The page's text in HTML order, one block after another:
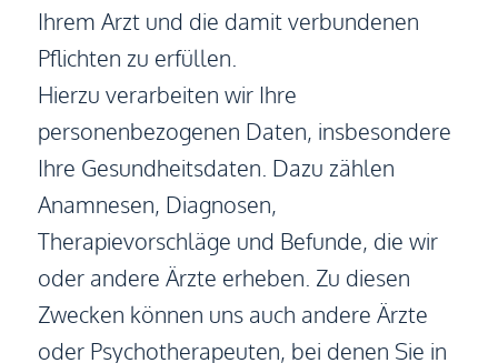
Ihrem Arzt und die damit verbundenen
Pflichten zu erfüllen.
Hierzu verarbeiten wir Ihre
personenbezogenen Daten, insbesondere
Ihre Gesundheitsdaten. Dazu zählen
Anamnesen, Diagnosen,
Therapievorschläge und Befunde, die wir
oder andere Ärzte erheben. Zu diesen
Zwecken können uns auch andere Ärzte
oder Psychotherapeuten, bei denen Sie in